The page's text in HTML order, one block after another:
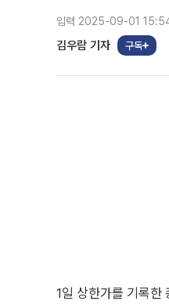
입력 2025-09-01
김우람 기자 구독
1일 상한가를 기록한